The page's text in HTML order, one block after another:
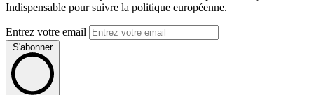
Indispensable pour suivre la politique européenne.
Entrez votre email
S'abonner